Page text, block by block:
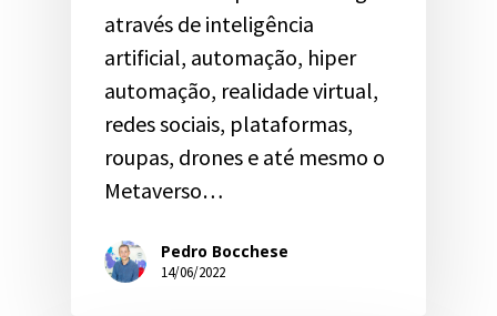
através de inteligência
artificial, automação, hiper
automação, realidade virtual,
redes sociais, plataformas,
roupas, drones e até mesmo o
Metaverso…
Pedro Bocchese
14/06/2022